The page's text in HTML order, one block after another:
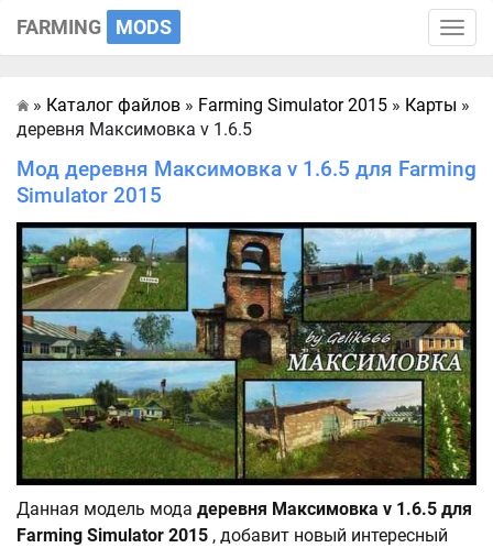
Toggle
FARMING MODS
Главная
» Каталог файлов » Farming Simulator 2015 » Карты »
деревня Максимовка v 1.6.5
Мод деревня Максимовка v 1.6.5 для Farming
Simulator 2015
Данная модель мода деревня Максимовка v 1.6.5 для
Farming Simulator 2015 , добавит новый интересный